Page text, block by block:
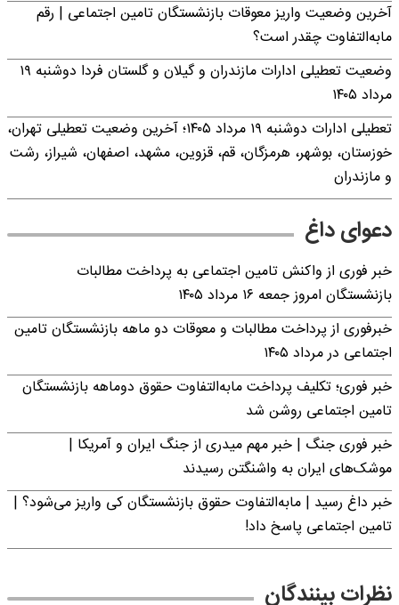
آخرین وضعیت واریز معوقات بازنشستگان تامین اجتماعی | رقم
مابه‌التفاوت چقدر است؟
وضعیت تعطیلی ادارات مازندران و گیلان و گلستان فردا دوشنبه ۱۹
مرداد ۱۴۰۵
تعطیلی ادارات دوشنبه ۱۹ مرداد ۱۴۰۵؛ آخرین وضعیت تعطیلی تهران،
خوزستان، بوشهر، هرمزگان، قم، قزوین، مشهد، اصفهان، شیراز، رشت
و مازندران
دعوای داغ
خبر فوری از واکنش تامین اجتماعی به پرداخت مطالبات
بازنشستگان امروز جمعه ۱۶ مرداد ۱۴۰۵
خبرفوری از پرداخت مطالبات و معوقات دو ماهه بازنشستگان تامین
اجتماعی در مرداد ۱۴۰۵
خبر فوری؛ تکلیف پرداخت مابه‌التفاوت حقوق دوماهه بازنشستگان
تامین اجتماعی روشن شد
خبر فوری جنگ | خبر مهم میدری از جنگ ایران و آمریکا |
موشک‌های ایران به واشنگتن رسیدند
خبر داغ رسید | مابه‌التفاوت حقوق بازنشستگان کی واریز می‌شود؟ |
تامین اجتماعی پاسخ داد!
نظرات بینندگان